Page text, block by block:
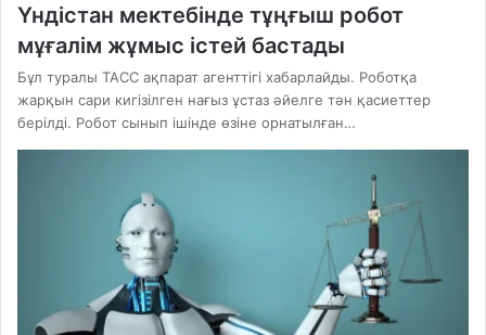
Үндістан мектебінде тұңғыш робот
мұғалім жұмыс істей бастады
Бұл туралы ТАСС ақпарат агенттігі хабарлайды. Роботқа
жарқын сари кигізілген нағыз ұстаз әйелге тән қасиеттер
берілді. Робот сынып ішінде өзіне орнатылған…